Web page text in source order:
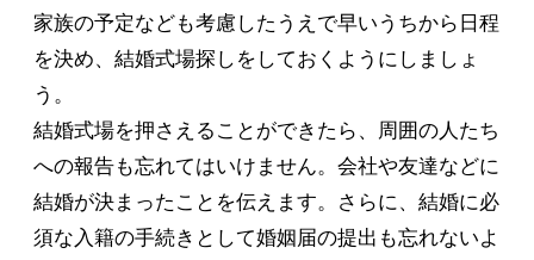
家族の予定なども考慮したうえで早いうちから日程
を決め、結婚式場探しをしておくようにしましょ
う。
結婚式場を押さえることができたら、周囲の人たち
への報告も忘れてはいけません。会社や友達などに
結婚が決まったことを伝えます。さらに、結婚に必
須な入籍の手続きとして婚姻届の提出も忘れないよ